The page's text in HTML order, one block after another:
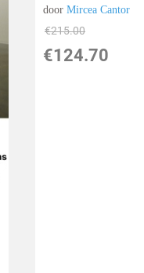
doorMircea Cantor
€215.00
€124.70